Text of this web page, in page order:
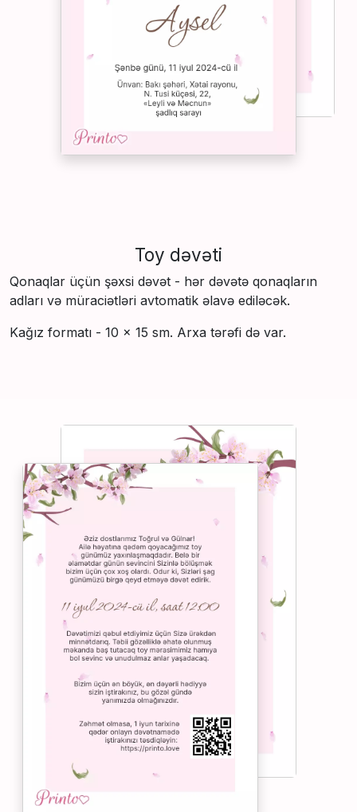
Toy dəvəti
Qonaqlar üçün şəxsi dəvət - hər dəvətə qonaqların
adları və müraciətləri avtomatik əlavə ediləcək.
Kağız formatı - 10 × 15 sm. Arxa tərəfi də var.